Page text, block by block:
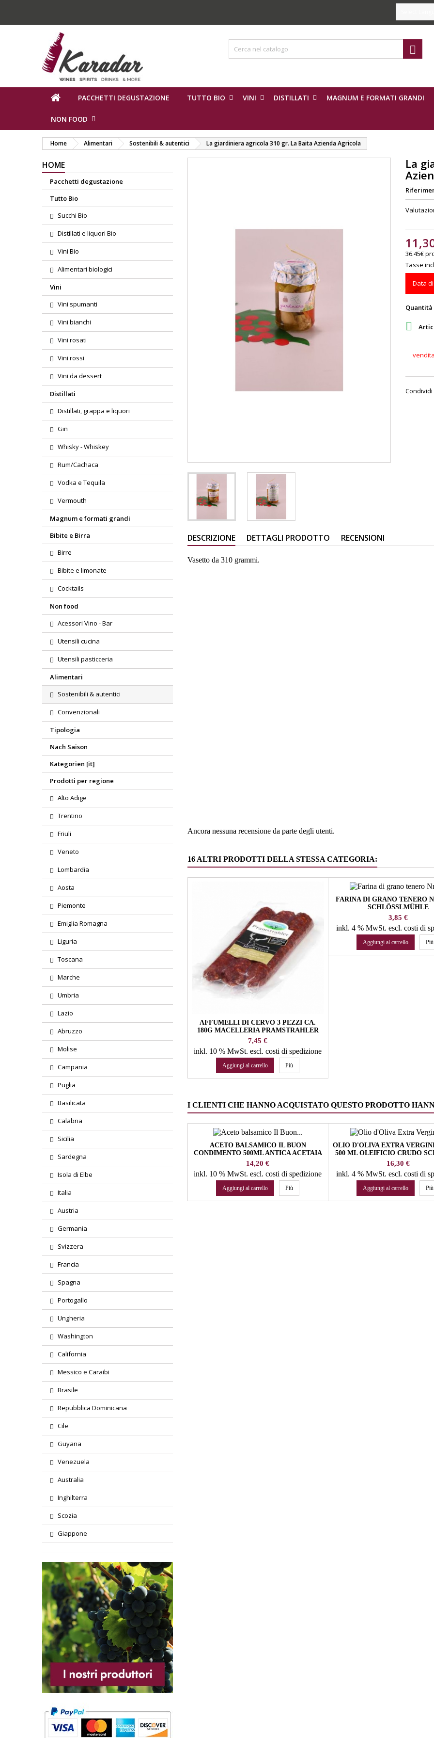

PACCHETTI DEGUSTAZIONE TUTTO BIO VINI DISTILLATI MAGNUM E FORMATI GRANDI
NON FOOD
Home Alimentari Sostenibili & autentici La giardiniera agricola 310 gr. La Baita Azienda Agricola
HOME
Pacchetti degustazione
Tutto Bio
Succhi Bio
Distillati e liquori Bio
Vini Bio
Alimentari biologici
Vini
Vini spumanti
Vini bianchi
Vini rosati
Vini rossi
Vini da dessert
Distillati
Distillati, grappa e liquori
Gin
Whisky - Whiskey
Rum/Cachaca
Vodka e Tequila
Vermouth
Magnum e formati grandi
Bibite e Birra
Birre
Bibite e limonate
Cocktails
Non food
Acessori Vino - Bar
Utensili cucina
Utensili pasticceria
Alimentari
Sostenibili & autentici
Convenzionali
Tipologia
Nach Saison
Kategorien [it]
Prodotti per regione
Alto Adige
Trentino
Friuli
Veneto
Lombardia
Aosta
Piemonte
Emiglia Romagna
Liguria
Toscana
Marche
Umbria
Lazio
Abruzzo
Molise
Campania
Puglia
Basilicata
Calabria
Sicilia
Sardegna
Isola di Elbe
Italia
Austria
Germania
Svizzera
Francia
Spagna
Portogallo
Ungheria
Washington
California
Messico e Caraibi
Brasile
Repubblica Dominicana
Cile
Guyana
Venezuela
Australia
Inghilterra
Scozia
Giappone
La
36.45€
Tasse
Data
Quantità

Condividi
DESCRIZIONE DETTAGLI PRODOTTO RECENSIONI
Vasetto da 310 grammi.
Ancora nessuna recensione da parte degli utenti.
16 ALTRI PRODOTTI DELLA STESSA CATEGORIA:
AFFUMELLI DI CERVO 3 PEZZI CA.
180G MACELLERIA PRAMSTRAHLER
Prezzo
7,45 €
inkl. 10 % MwSt.escl. costi di spedizione
Aggiungi al carrello Più
FARINA DI GRANO TENERO
SCHLÖSSLMÜHLE
Prezzo
3,85 €
inkl. 4 % MwSt. escl. costi di
Aggiungi al carrello Più
I CLIENTI CHE HANNO ACQUISTATO QUESTO PRODOTTO
ACETO BALSAMICO IL BUON
CONDIMENTO 500ML ANTICA ACETAIA
DODI
Prezzo
14,20 €
inkl. 10 % MwSt.escl. costi di spedizione
Aggiungi al carrello Più
OLIO D'OLIVA EXTRA
500 ML OLEIFICIO CRUDO
TENUTA
Prezzo
16,30 €
inkl. 4 % MwSt. escl. costi di
Aggiungi al carrello Più